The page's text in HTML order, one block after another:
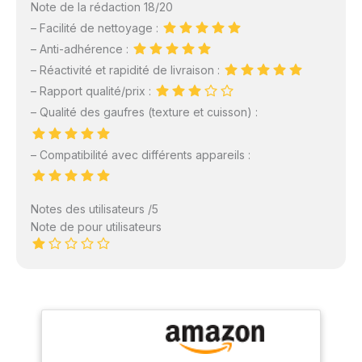
Note de la rédaction 18/20
– Facilité de nettoyage :
– Anti-adhérence :
– Réactivité et rapidité de livraison :
– Rapport qualité/prix :
– Qualité des gaufres (texture et cuisson) :
– Compatibilité avec différents appareils :
Notes des utilisateurs /5
Note de pour utilisateurs